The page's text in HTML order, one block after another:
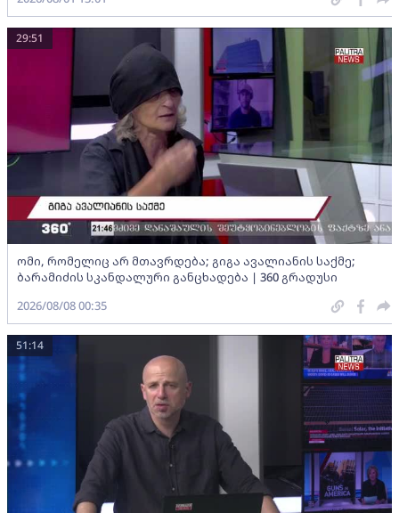
ომი, რომელიც არ მთავრდება; გიგა ავალიანის საქმე;
ბარამიძის სკანდალური განცხადება | 360 გრადუსი
29:51
2026/08/08 00:35
51:14